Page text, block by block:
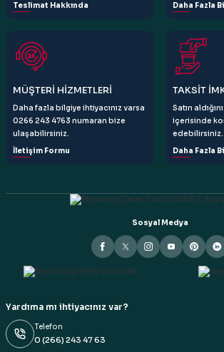
Gönder
Teslimat Hakkında
Daha Fazla
MÜŞTERİ HİZMETLERİ
Daha fazla bilgiye ihtiyacınız varsa
0266 243 4763 numaran bize
ulaşabilirsiniz.
İletişim Formu
TAKSİT
Satın
içerisinde
edebilirsiniz.
Daha Fazla
Sosyal Medya
Yardıma mı ihtiyacınız var?
Telefon
0 (266) 243 47 63